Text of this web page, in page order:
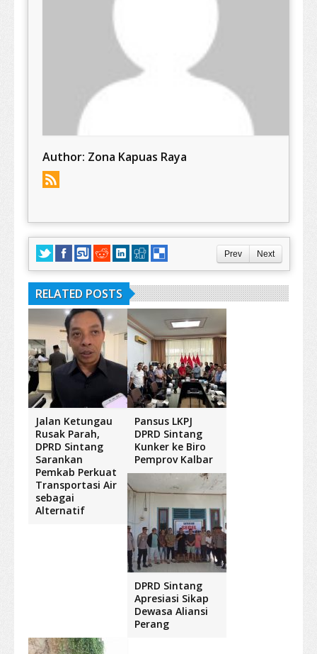
Author: Zona Kapuas Raya
Prev Next
RELATED POSTS
Jalan Ketungau
Rusak Parah,
DPRD Sintang
Sarankan
Pemkab Perkuat
Transportasi Air
sebagai
Alternatif
Pansus LKPJ
DPRD Sintang
Kunker ke Biro
Pemprov Kalbar
DPRD Sintang
Apresiasi Sikap
Dewasa Aliansi
Perang